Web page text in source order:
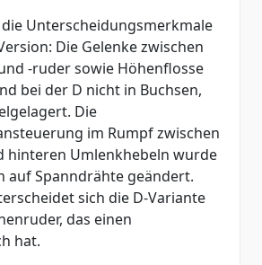
Unterscheidungsmerkmale
Die Gelenke zwischen
-ruder sowie Höhenflosse
bei der D nicht in Buchsen,
Die
im Rumpf zwischen
hinteren Umlenkhebeln wurde
auf Spanndrähte geändert.
sich die D-Variante
das einen
hat.